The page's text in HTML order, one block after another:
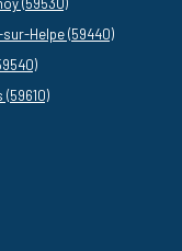
(59530)
Helpe (59440)
(59610)